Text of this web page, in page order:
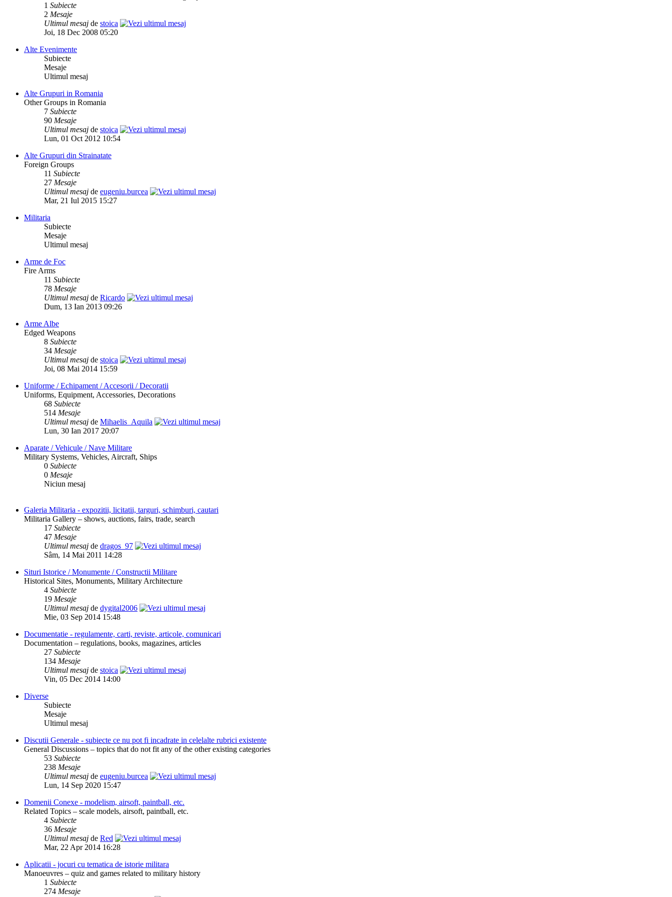
1 Subiecte
2 Mesaje
Ultimul mesaj de stoica
Joi, 18 Dec 2008 05:20
Alte Evenimente
Subiecte
Mesaje
Ultimul mesaj
Alte Grupuri in Romania
Other Groups in Romania
7 Subiecte
90 Mesaje
Ultimul mesaj de stoica
Lun, 01 Oct 2012 10:54
Alte Grupuri din Strainatate
Foreign Groups
11 Subiecte
27 Mesaje
Ultimul mesaj de eugeniu.burcea
Mar, 21 Iul 2015 15:27
Militaria
Subiecte
Mesaje
Ultimul mesaj
Arme de Foc
Fire Arms
11 Subiecte
78 Mesaje
Ultimul mesaj de Ricardo
Dum, 13 Ian 2013 09:26
Arme Albe
Edged Weapons
8 Subiecte
34 Mesaje
Ultimul mesaj de stoica
Joi, 08 Mai 2014 15:59
Uniforme / Echipament / Accesorii / Decoratii
Uniforms, Equipment, Accessories, Decorations
68 Subiecte
514 Mesaje
Ultimul mesaj de Mihaelis_Aquila
Lun, 30 Ian 2017 20:07
Aparate / Vehicule / Nave Militare
Military Systems, Vehicles, Aircraft, Ships
0 Subiecte
0 Mesaje
Niciun mesaj
Galeria Militaria - expozitii, licitatii, targuri, schimburi, cautari
Militaria Gallery – shows, auctions, fairs, trade, search
17 Subiecte
47 Mesaje
Ultimul mesaj de dragos_97
Sâm, 14 Mai 2011 14:28
Situri Istorice / Monumente / Constructii Militare
Historical Sites, Monuments, Military Architecture
4 Subiecte
19 Mesaje
Ultimul mesaj de dygital2006
Mie, 03 Sep 2014 15:48
Documentatie - regulamente, carti, reviste, articole, comunicari
Documentation – regulations, books, magazines, articles
27 Subiecte
134 Mesaje
Ultimul mesaj de stoica
Vin, 05 Dec 2014 14:00
Diverse
Subiecte
Mesaje
Ultimul mesaj
Discutii Generale - subiecte ce nu pot fi incadrate in celelalte rubrici existente
General Discussions – topics that do not fit any of the other existing categories
53 Subiecte
238 Mesaje
Ultimul mesaj de eugeniu.burcea
Lun, 14 Sep 2020 15:47
Domenii Conexe - modelism, airsoft, paintball, etc.
Related Topics – scale models, airsoft, paintball, etc.
4 Subiecte
36 Mesaje
Ultimul mesaj de Red
Mar, 22 Apr 2014 16:28
Aplicatii - jocuri cu tematica de istorie militara
Manoeuvres – quiz and games related to military history
1 Subiecte
274 Mesaje